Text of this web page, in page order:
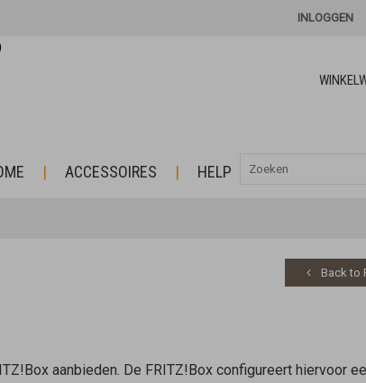
INLOGGEN
ACCESSOIRES HELP
Back to
aanbieden. De FRITZ!Box configureert hiervoor